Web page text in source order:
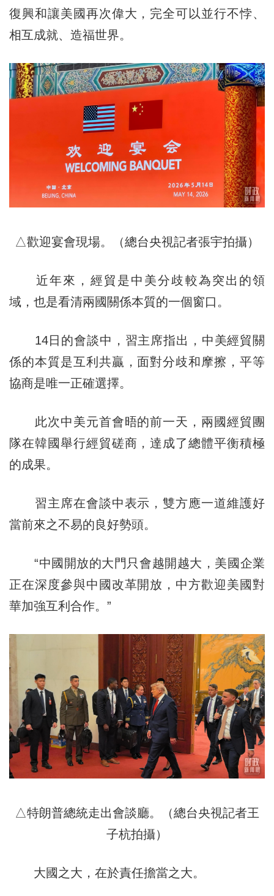
復興和讓美國再次偉大，完全可以並行不悖、
相互成就、造福世界。
△歡迎宴會現場。（總台央視記者張宇拍攝）
近年來，經貿是中美分歧較為突出的領
域，也是看清兩國關係本質的一個窗口。
14日的會談中，習主席指出，中美經貿關
係的本質是互利共贏，面對分歧和摩擦，平等
協商是唯一正確選擇。
此次中美元首會晤的前一天，兩國經貿團
隊在韓國舉行經貿磋商，達成了總體平衡積極
的成果。
習主席在會談中表示，雙方應一道維護好
當前來之不易的良好勢頭。
“中國開放的大門只會越開越大，美國企業
正在深度參與中國改革開放，中方歡迎美國對
華加強互利合作。”
△特朗普總統走出會談廳。（總台央視記者王
子杭拍攝）
大國之大，在於責任擔當之大。